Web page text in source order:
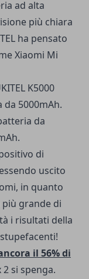
ad alta
più chiara
ha pensato
Xiaomi Mi
K5000
da 5000mAh.
da
di
uscito
in quanto
grande di
i risultati della
il 56% di
si spenga.